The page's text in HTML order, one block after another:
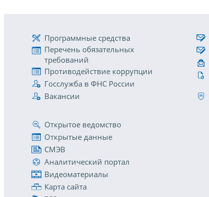
Программные средства
Перечень обязательных
требований
Противодействие коррупции
Госслужба в ФНС России
Вакансии
Открытое ведомство
Открытые данные
СМЭВ
Аналитический портал
Видеоматериалы
Карта сайта